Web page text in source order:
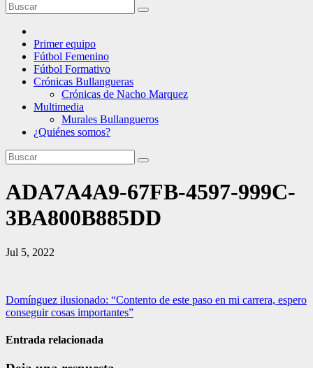
Primer equipo
Fútbol Femenino
Fútbol Formativo
Crónicas Bullangueras
Crónicas de Nacho Marquez
Multimedia
Murales Bullangueros
¿Quiénes somos?
ADA7A4A9-67FB-4597-999C-
3BA800B885DD
Jul 5, 2022
Navegación
de
entradas
Domínguez ilusionado: “Contento de este paso en mi carrera, espero
conseguir cosas importantes”
Entrada relacionada